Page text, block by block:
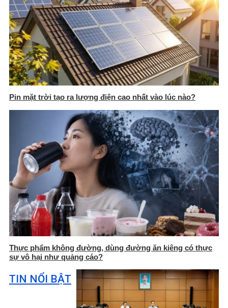
Pin mặt trời tạo ra lượng điện cao nhất vào lúc nào?
Thực phẩm không đường, dùng đường ăn kiêng có thực
sự vô hại như quảng cáo?
TIN NỔI BẬT